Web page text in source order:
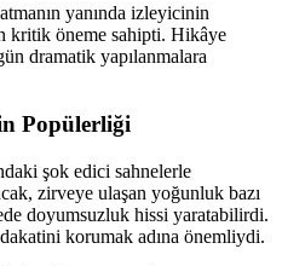
yanında izleyicinin
kritik öneme sahipti. Hikâye
dramatik yapılanmalara
Popülerliği
şok edici sahnelerle
zirveye ulaşan yoğunluk bazı
doyumsuzluk hissi yaratabilirdi.
korumak adına önemliydi.